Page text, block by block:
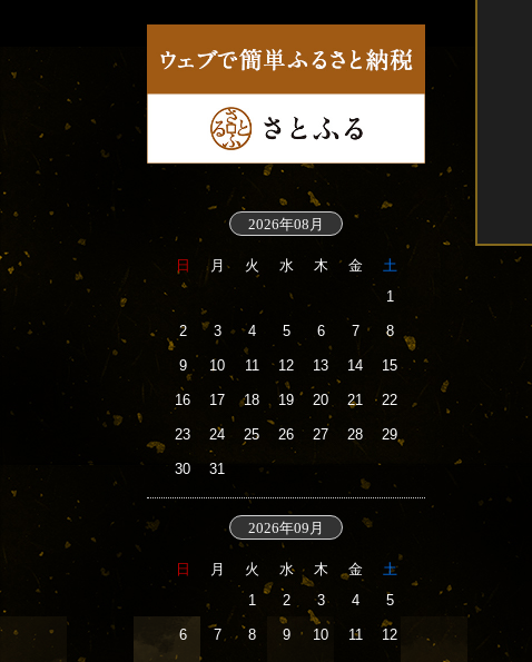
2026年08月
日 月 火 水 木 金
土
1
2 3 4 5 6 7 8
9 10 11 12 13 14 15
16 17 18 19 20 21 22
23 24 25 26 27 28 29
30 31
2026年09月
日 月 火 水 木 金
土
1
2 3 4 5
6 7 8 9 10 11 12